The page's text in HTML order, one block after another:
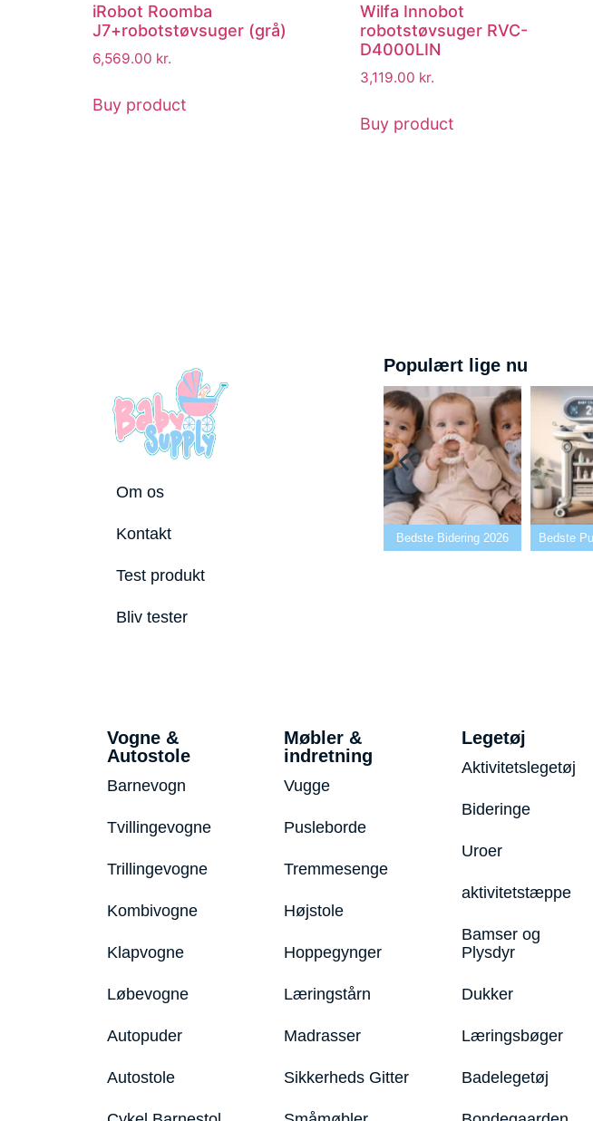
iRobot Roomba
J7+robotstøvsuger (grå)
6,569.00 kr.
Buy product
Wilfa Innobot
robotstøvsuger RVC-
D4000LIN
3,119.00 kr.
Buy product
Om os
Kontakt
Test produkt
Bliv tester
Populært lige nu
Bedste tremmeseng
2026
Bedste Bidering 2026 Bedste
Vogne &
Autostole
Barnevogn
Tvillingevogne
Trillingevogne
Kombivogne
Klapvogne
Løbevogne
Autopuder
Autostole
Møbler &
indretning
Vugge
Pusleborde
Tremmesenge
Højstole
Hoppegynger
Læringstårn
Madrasser
Sikkerheds Gitter
Legetøj
Aktivitetslegetøj
Bideringe
Uroer
aktivitetstæppe
Bamser og
Plysdyr
Dukker
Læringsbøger
Badelegetøj